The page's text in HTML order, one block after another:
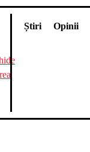
Știri Opinii